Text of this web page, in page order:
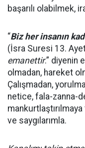
başarılı olabilmek,
“Biz her insanın
(İsra Suresi 13.
emanettir.” diyenin
olmadan, hareket
Çalışmadan,
netice, fala-zanna-
ve saygılarımla.